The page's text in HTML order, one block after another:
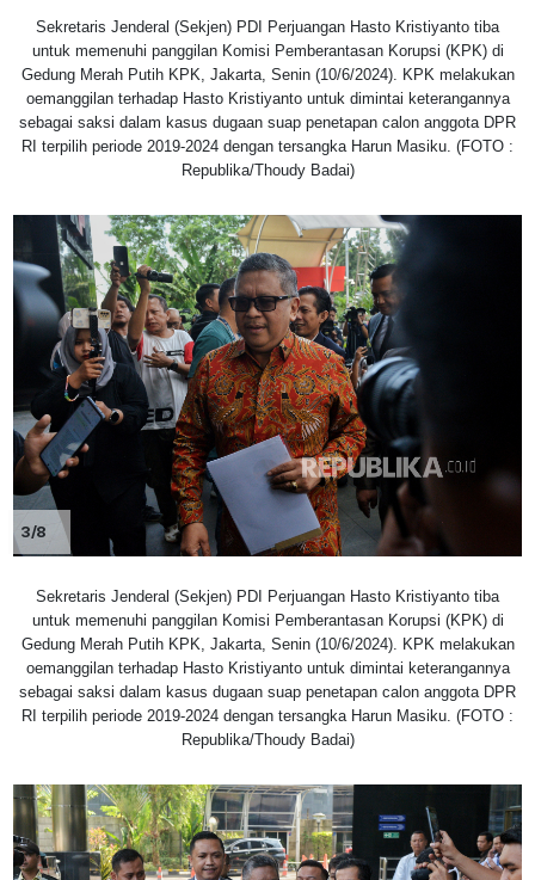
Sekretaris Jenderal (Sekjen) PDI Perjuangan Hasto Kristiyanto tiba
untuk memenuhi panggilan Komisi Pemberantasan Korupsi (KPK) di
Gedung Merah Putih KPK, Jakarta, Senin (10/6/2024). KPK melakukan
oemanggilan terhadap Hasto Kristiyanto untuk dimintai keterangannya
sebagai saksi dalam kasus dugaan suap penetapan calon anggota DPR
RI terpilih periode 2019-2024 dengan tersangka Harun Masiku. (FOTO :
Republika/Thoudy Badai)
3/8
Sekretaris Jenderal (Sekjen) PDI Perjuangan Hasto Kristiyanto tiba
untuk memenuhi panggilan Komisi Pemberantasan Korupsi (KPK) di
Gedung Merah Putih KPK, Jakarta, Senin (10/6/2024). KPK melakukan
oemanggilan terhadap Hasto Kristiyanto untuk dimintai keterangannya
sebagai saksi dalam kasus dugaan suap penetapan calon anggota DPR
RI terpilih periode 2019-2024 dengan tersangka Harun Masiku. (FOTO :
Republika/Thoudy Badai)